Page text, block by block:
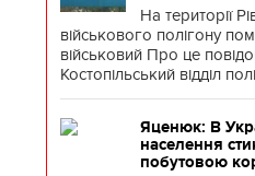
На території
військового полігону
військовий Про це
Костопільський відділ
Яценюк: В
населення
побутовою